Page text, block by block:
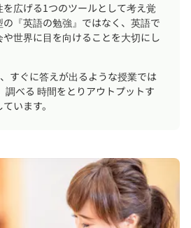
広げる1つのツールとして考え覚
『英語の勉強』ではなく、英語で
世界に目を向けることを大切にし
すぐに答えが出るような授業では
調べる 時間をとりアウトプットす
います。